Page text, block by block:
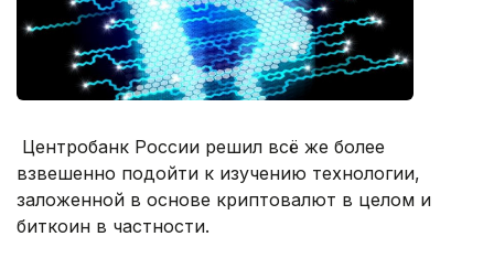
Центробанк России решил всё же более
взвешенно подойти к изучению технологии,
заложенной в основе криптовалют в целом и
биткоин в частности.